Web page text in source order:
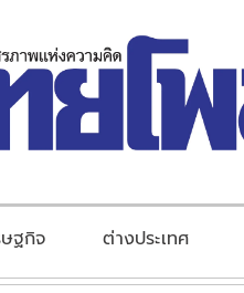
ษฐกิจ ต่างประเทศ